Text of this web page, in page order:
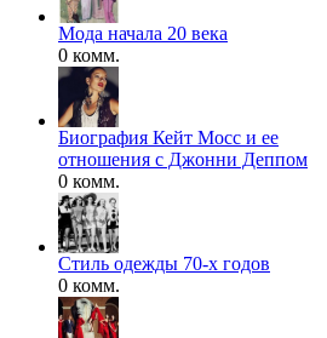
Мода начала 20 века
0 комм.
Биография Кейт Мосс и ее
отношения с Джонни Деппом
0 комм.
Стиль одежды 70-х годов
0 комм.